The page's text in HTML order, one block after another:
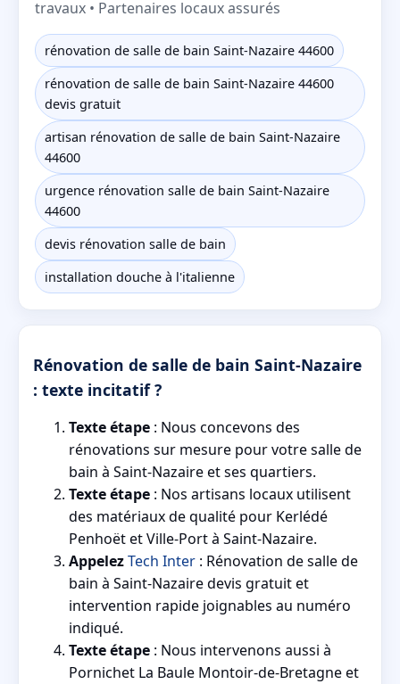
travaux • Partenaires locaux assurés
rénovation de salle de bain Saint-Nazaire 44600
rénovation de salle de bain Saint-Nazaire 44600
devis gratuit
artisan rénovation de salle de bain Saint-Nazaire
44600
urgence rénovation salle de bain Saint-Nazaire
44600
devis rénovation salle de bain
installation douche à l'italienne
Rénovation de salle de bain Saint-Nazaire
: texte incitatif ?
Texte étape : Nous concevons des
rénovations sur mesure pour votre salle de
bain à Saint-Nazaire et ses quartiers.
Texte étape : Nos artisans locaux utilisent
des matériaux de qualité pour Kerlédé
Penhoët et Ville-Port à Saint-Nazaire.
AppelezTech Inter : Rénovation de salle de
bain à Saint-Nazaire devis gratuit et
intervention rapide joignables au numéro
indiqué.
Texte étape : Nous intervenons aussi à
Pornichet La Baule Montoir-de-Bretagne et